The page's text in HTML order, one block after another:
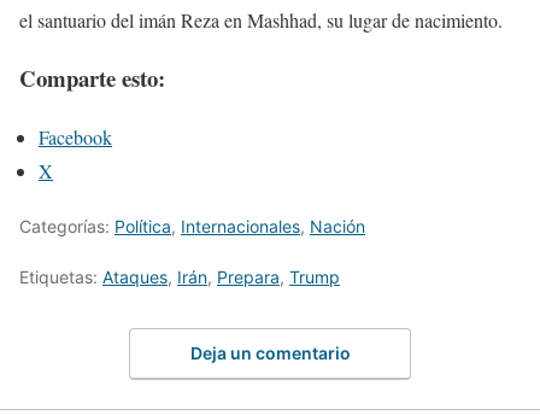
el santuario del imán Reza en Mashhad, su lugar de nacimiento.
Comparte esto:
Facebook
X
Categorías: Política, Internacionales, Nación
Etiquetas: Ataques, Irán, Prepara, Trump
Deja un comentario